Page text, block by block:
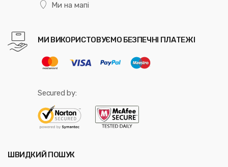
Ми на мапі
МИ ВИКОРИСТОВУЄМО БЕЗПЕЧНІ ПЛАТЕЖІ
Secured by:
ШВИДКИЙ ПОШУК